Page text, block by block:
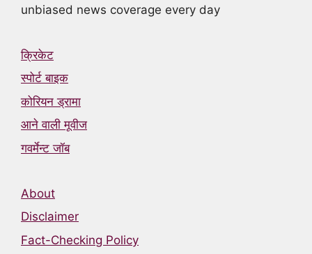
unbiased news coverage every day
क्रिकेट
स्पोर्ट बाइक
कोरियन ड्रामा
आने वाली मूवीज
गवर्मेन्ट जॉब
About
Disclaimer
Fact-Checking Policy